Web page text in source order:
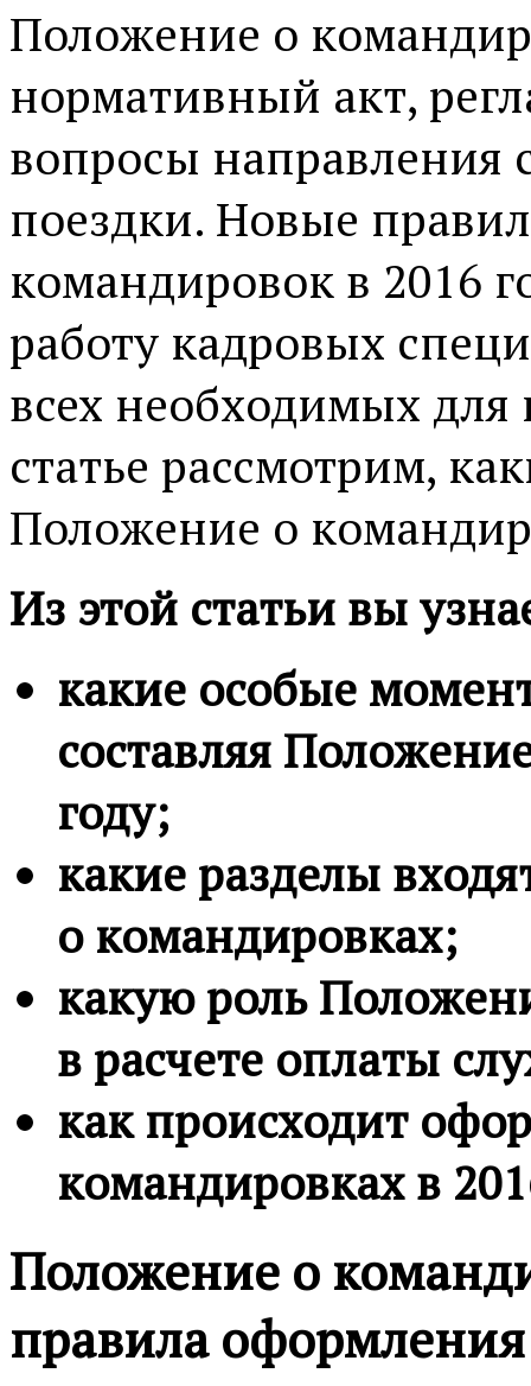
Положение о
нормативный акт,
вопросы направления
поездки. Новые
командировок в 2016
работу кадровых
всех необходимых для
статье рассмотрим,
Положение о
Из этой статьи вы
какие особые
составляя
году;
какие разделы
о командировках;
какую роль
в расчете оплаты
как происходит
командировках в
Положение о
правила